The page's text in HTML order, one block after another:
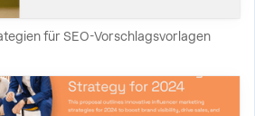
für SEO-Vorschlagsvorlagen